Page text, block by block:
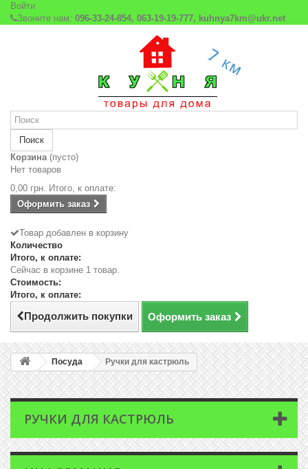
Войти
Звоните нам: 096-33-24-854, 063-19-19-777, kuhnya7km@ukr.net
Поиск
Корзина (пусто)
Нет товаров
0,00 грн. Итого, к оплате:
Оформить заказ
Товар добавлен в корзину
Количество
Итого, к оплате:
Сейчас в корзине 1 товар.
Стоимость:
Итого, к оплате:
Продолжить покупки Оформить заказ
Посуда Ручки для кастрюль
РУЧКИ ДЛЯ КАСТРЮЛЬ